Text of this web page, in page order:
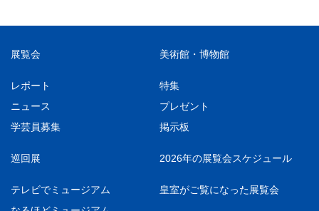
展覧会 美術館・博物館
レポート
特集
ニュース
プレゼント
学芸員募集
掲示板
巡回展 2026年の展覧会スケジュール
テレビでミュージアム
皇室がご覧になった展覧会